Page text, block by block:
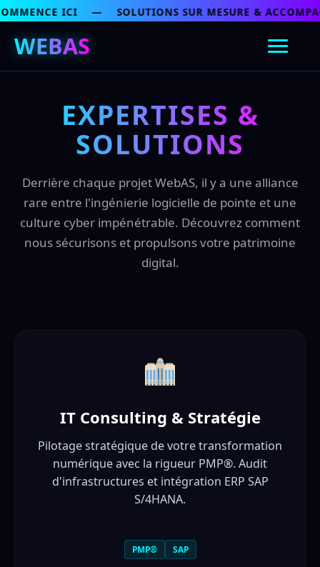
ICI — SOLUTIONS SUR MESURE &
WEBAS
Aller
au
contenu
EXPERTISES &
SOLUTIONS
Derrière chaque projet WebAS, il y a une alliance
rare entre l'ingénierie logicielle de pointe et une
culture cyber impénétrable. Découvrez comment
nous sécurisons et propulsons votre patrimoine
digital.
IT Consulting & Stratégie
Pilotage stratégique de votre transformation
numérique avec la rigueur PMP®. Audit
d'infrastructures et intégration ERP SAP
S/4HANA.
PMP® SAP